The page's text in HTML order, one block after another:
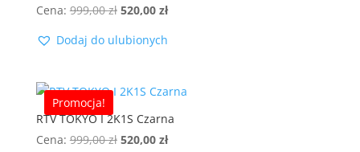
Cena: 999,00zł Pierwotna
wynosiła:
520,00 złAktualna
wynosi:
Dodaj do ulubionych
Promocja!
RTV TOKYO I 2K1S Czarna
Cena: 999,00zł Pierwotna
520,00 złAktualna